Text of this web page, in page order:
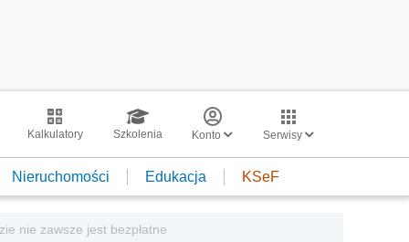
Kalkulatory Szkolenia Konto Serwisy
Nieruchomości Edukacja KSeF
nie zawsze jest bezpłatne